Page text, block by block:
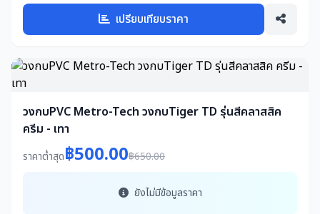
เปรียบเทียบราคา
วงกบPVC Metro-Tech วงกบTiger TD รุ่นสีคลาสสิค
ครีม - เทา
ราคาต่ำสุด฿500.00฿650.00
ยังไม่มีข้อมูลราคา